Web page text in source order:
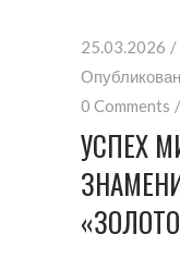
25.03.2026
0 Comments
УСПЕХ